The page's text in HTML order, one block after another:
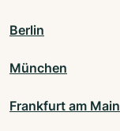
Berlin
München
Frankfurt am Main